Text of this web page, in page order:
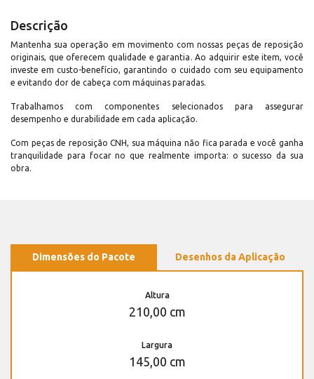
Descrição
Mantenha sua operação em movimento com nossas peças de reposição
originais, que oferecem qualidade e garantia. Ao adquirir este item, você
investe em custo-benefício, garantindo o cuidado com seu equipamento
e evitando dor de cabeça com máquinas paradas.
Trabalhamos com componentes selecionados para assegurar
desempenho e durabilidade em cada aplicação.
Com peças de reposição CNH, sua máquina não fica parada e você ganha
tranquilidade para focar no que realmente importa: o sucesso da sua
obra.
Dimensões do Pacote Desenhos da Aplicação
Altura
210,00 cm
Largura
145,00 cm